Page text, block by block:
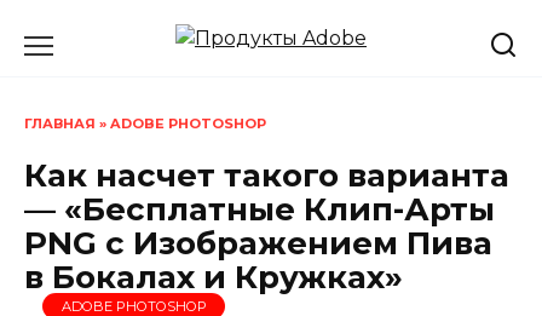
ГЛАВНАЯ » ADOBE PHOTOSHOP
Как насчет такого варианта
— «Бесплатные Клип-Арты
PNG с Изображением Пива
в Бокалах и Кружках»
ADOBE PHOTOSHOP